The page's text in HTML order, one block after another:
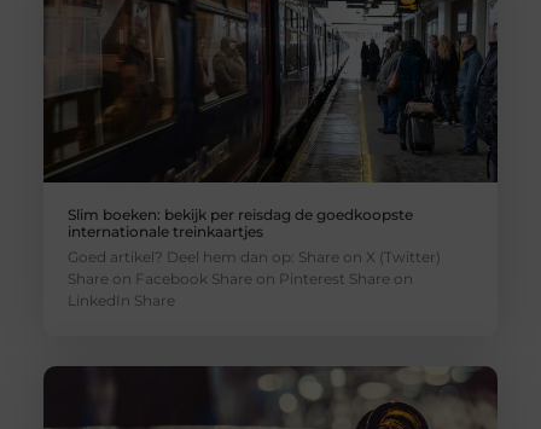
Slim boeken: bekijk per reisdag de goedkoopste
internationale treinkaartjes
Goed artikel? Deel hem dan op: Share on X (Twitter)
Share on Facebook Share on Pinterest Share on
LinkedIn Share